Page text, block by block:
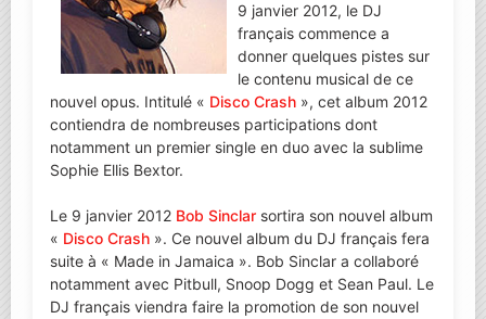
9 janvier 2012, le DJ
français commence a
donner quelques pistes sur
le contenu musical de ce
nouvel opus. Intitulé « Disco Crash », cet album 2012
contiendra de nombreuses participations dont
notamment un premier single en duo avec la sublime
Sophie Ellis Bextor.
Le 9 janvier 2012 Bob Sinclar sortira son nouvel album
« Disco Crash ». Ce nouvel album du DJ français fera
suite à « Made in Jamaica ». Bob Sinclar a collaboré
notamment avec Pitbull, Snoop Dogg et Sean Paul. Le
DJ français viendra faire la promotion de son nouvel